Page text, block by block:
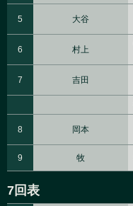
5 大谷
6 村上
7 吉田
8 岡本
9 牧
7回表